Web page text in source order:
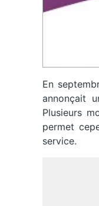
En
annonçait
Plusieurs
permet
service.